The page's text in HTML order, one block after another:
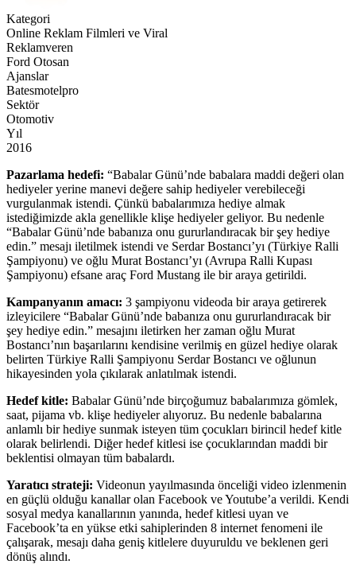
Kategori
Online Reklam Filmleri ve Viral
Reklamveren
Ford Otosan
Ajanslar
Batesmotelpro
Sektör
Otomotiv
Yıl
2016
Pazarlama hedefi: “Babalar Günü’nde babalara maddi değeri olan
hediyeler yerine manevi değere sahip hediyeler verebileceği
vurgulanmak istendi. Çünkü babalarımıza hediye almak
istediğimizde akla genellikle klişe hediyeler geliyor. Bu nedenle
“Babalar Günü’nde babanıza onu gururlandıracak bir şey hediye
edin.” mesajı iletilmek istendi ve Serdar Bostancı’yı (Türkiye Ralli
Şampiyonu) ve oğlu Murat Bostancı’yı (Avrupa Ralli Kupası
Şampiyonu) efsane araç Ford Mustang ile bir araya getirildi.
Kampanyanın amacı: 3 şampiyonu videoda bir araya getirerek
izleyicilere “Babalar Günü’nde babanıza onu gururlandıracak bir
şey hediye edin.” mesajını iletirken her zaman oğlu Murat
Bostancı’nın başarılarını kendisine verilmiş en güzel hediye olarak
belirten Türkiye Ralli Şampiyonu Serdar Bostancı ve oğlunun
hikayesinden yola çıkılarak anlatılmak istendi.
Hedef kitle: Babalar Günü’nde birçoğumuz babalarımıza gömlek,
saat, pijama vb. klişe hediyeler alıyoruz. Bu nedenle babalarına
anlamlı bir hediye sunmak isteyen tüm çocukları birincil hedef kitle
olarak belirlendi. Diğer hedef kitlesi ise çocuklarından maddi bir
beklentisi olmayan tüm babalardı.
Yaratıcı strateji: Videonun yayılmasında önceliği video izlenmenin
en güçlü olduğu kanallar olan Facebook ve Youtube’a verildi. Kendi
sosyal medya kanallarının yanında, hedef kitlesi uyan ve
Facebook’ta en yükse etki sahiplerinden 8 internet fenomeni ile
çalışarak, mesajı daha geniş kitlelere duyuruldu ve beklenen geri
dönüş alındı.